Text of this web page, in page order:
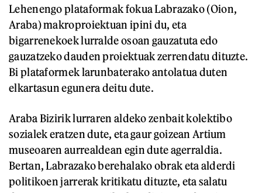
Lehenengo plataformak fokua Labrazako (Oion,
Araba) makroproiektuan ipini du, eta
bigarrenekoek lurralde osoan gauzatuta edo
gauzatzeko dauden proiektuak zerrendatu dituzte.
Bi plataformek larunbaterako antolatua duten
elkartasun egunera deitu dute.
Araba Bizirik lurraren aldeko zenbait kolektibo
sozialek eratzen dute, eta gaur goizean Artium
museoaren aurrealdean egin dute agerraldia.
Bertan, Labrazako berehalako obrak eta alderdi
politikoen jarrerak kritikatu dituzte, eta salatu